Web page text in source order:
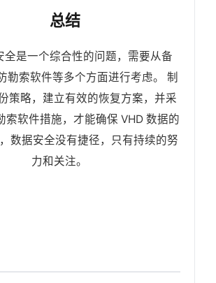
总结
全是一个综合性的问题，需要从备
勒索软件等多个方面进行考虑。 制
策略，建立有效的恢复方案，并采
索软件措施，才能确保 VHD 数据的
数据安全没有捷径，只有持续的努
力和关注。